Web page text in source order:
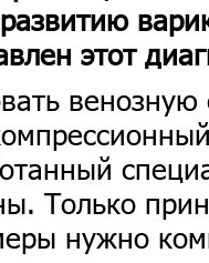
этот
Только
нужно